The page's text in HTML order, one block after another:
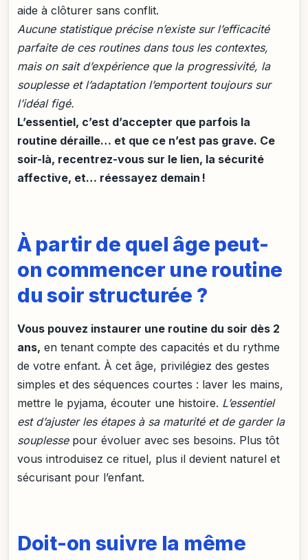
aide à clôturer sans conflit.
Aucune statistique précise n’existe sur l’efficacité
parfaite de ces routines dans tous les contextes,
mais on sait d’expérience que la progressivité, la
souplesse et l’adaptation l’emportent toujours sur
l’idéal figé.
L’essentiel, c’est d’accepter que parfois la
routine déraille… et que ce n’est pas grave. Ce
soir-là, recentrez-vous sur le lien, la sécurité
affective, et… réessayez demain !
À partir de quel âge peut-
on commencer une routine
du soir structurée ?
Vous pouvez instaurer une routine du soir dès 2
ans, en tenant compte des capacités et du rythme
de votre enfant. À cet âge, privilégiez des gestes
simples et des séquences courtes : laver les mains,
mettre le pyjama, écouter une histoire. L’essentiel
est d’ajuster les étapes à sa maturité et de garder la
souplessepour évoluer avec ses besoins. Plus tôt
vous introduisez ce rituel, plus il devient naturel et
sécurisant pour l’enfant.
Doit-on suivre la même